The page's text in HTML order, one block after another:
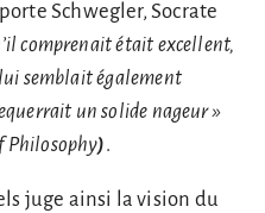
Schwegler, Socrate
comprenait était excellent,
semblait également
un solide nageur»
Philosophy).
juge ainsi la vision du